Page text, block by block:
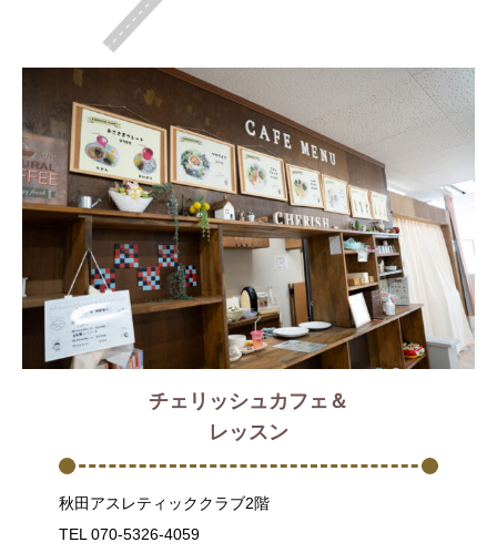
チェリッシュカフェ＆
レッスン
秋田アスレティッククラブ2階
TEL 070-5326-4059